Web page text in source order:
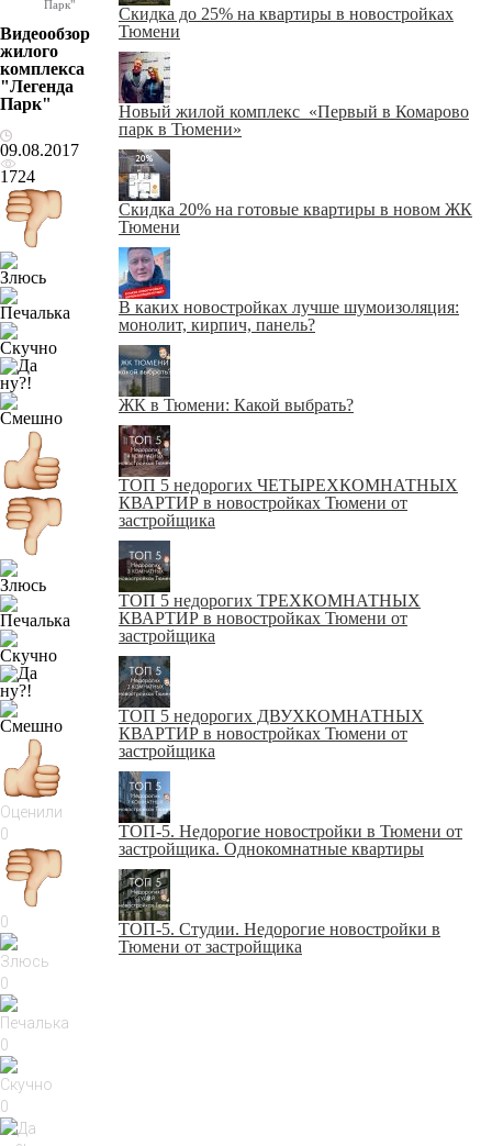
Парк"
Видеообзор
жилого
комплекса
"Легенда
Парк"
09.08.2017
1724
Оценили
0
0
0
0
0
Скидка до 25% на квартиры в новостройках
Тюмени
Новый жилой комплекс «Первый в Комарово
парк в Тюмени»
Скидка 20% на готовые квартиры в новом ЖК
Тюмени
В каких новостройках лучше шумоизоляция:
монолит, кирпич, панель?
ЖК в Тюмени: Какой выбрать?
ТОП 5 недорогих ЧЕТЫРЕХКОМНАТНЫХ
КВАРТИР в новостройках Тюмени от
застройщика
ТОП 5 недорогих ТРЕХКОМНАТНЫХ
КВАРТИР в новостройках Тюмени от
застройщика
ТОП 5 недорогих ДВУХКОМНАТНЫХ
КВАРТИР в новостройках Тюмени от
застройщика
ТОП-5. Недорогие новостройки в Тюмени от
застройщика. Однокомнатные квартиры
ТОП-5. Студии. Недорогие новостройки в
Тюмени от застройщика